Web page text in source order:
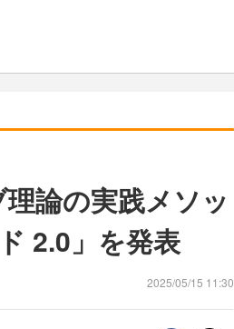
論の実践メソッ
2.0」を発表
2025/05/15 11:30